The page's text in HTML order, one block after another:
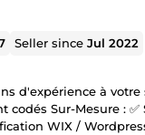
Seller sinceJul 2022
d'expérience à
Sur-Mesure : ✅
WIX /